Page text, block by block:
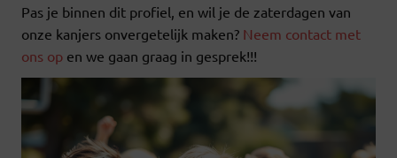
Pas je binnen dit profiel, en wil je de zaterdagen van
onze kanjers onvergetelijk maken? Neem contact met
ons op en we gaan graag in gesprek!!!